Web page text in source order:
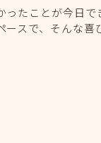
ったことが今日
ースで、そんな